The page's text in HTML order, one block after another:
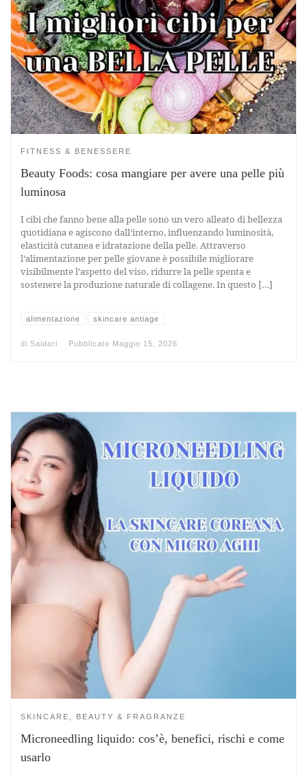
FITNESS & BENESSERE
Beauty Foods: cosa mangiare per avere una pelle più
luminosa
I cibi che fanno bene alla pelle sono un vero alleato di bellezza
quotidiana e agiscono dall’interno, influenzando luminosità,
elasticità cutanea e idratazione della pelle. Attraverso
l’alimentazione per pelle giovane è possibile migliorare
visibilmente l’aspetto del viso, ridurre la pelle spenta e
sostenere la produzione naturale di collagene. In questo […]
alimentazione skincare antiage
di Saidori Pubblicato Maggio 15, 2026
SKINCARE, BEAUTY & FRAGRANZE
Microneedling liquido: cos’è, benefici, rischi e come
usarlo